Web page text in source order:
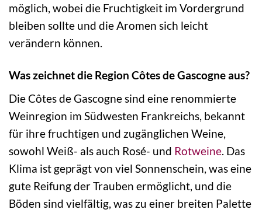
möglich, wobei die Fruchtigkeit im Vordergrund
bleiben sollte und die Aromen sich leicht
verändern können.
Was zeichnet die Region Côtes de Gascogne aus?
Die Côtes de Gascogne sind eine renommierte
Weinregion im Südwesten Frankreichs, bekannt
für ihre fruchtigen und zugänglichen Weine,
sowohl Weiß- als auch Rosé- und Rotweine. Das
Klima ist geprägt von viel Sonnenschein, was eine
gute Reifung der Trauben ermöglicht, und die
Böden sind vielfältig, was zu einer breiten Palette